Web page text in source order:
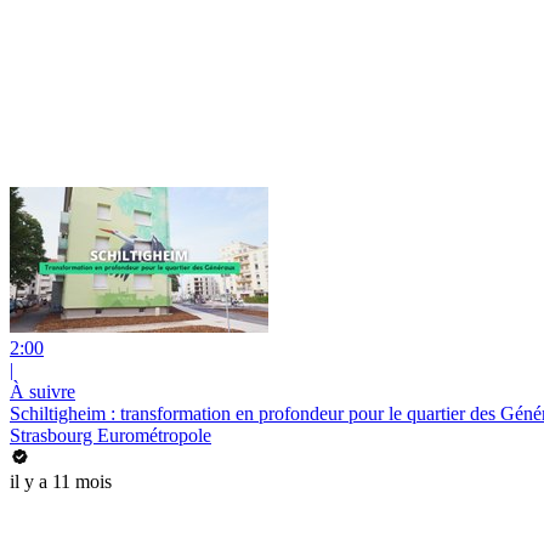
2:00
|
À suivre
Schiltigheim : transformation en profondeur pour le quartier des
Strasbourg Eurométropole
il y a 11 mois